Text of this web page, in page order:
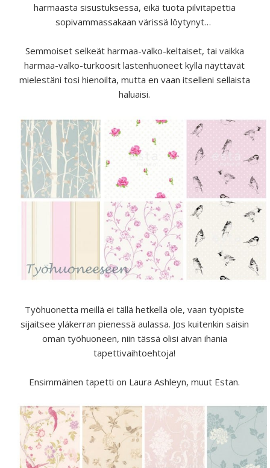
harmaasta sisustuksessa, eikä tuota pilvitapettia
sopivammassakaan värissä löytynyt…
Semmoiset selkeät harmaa-valko-keltaiset, tai vaikka
harmaa-valko-turkoosit lastenhuoneet kyllä näyttävät
mielestäni tosi hienoilta, mutta en vaan itselleni sellaista
haluaisi.
Työhuonetta meillä ei tällä hetkellä ole, vaan työpiste
sijaitsee yläkerran pienessä aulassa. Jos kuitenkin saisin
oman työhuoneen, niin tässä olisi aivan ihania
tapettivaihtoehtoja!
Ensimmäinen tapetti on Laura Ashleyn, muut Estan.